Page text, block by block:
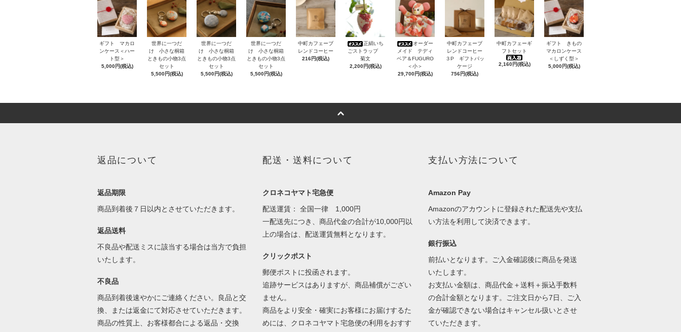
ギフト マカロ
ンケース＜ハー
ト型＞
5,000円(税込)
世界に一つだ
け 小さな桐箱
ときもの小物3点
セット
5,500円(税込)
世界に一つだ
け 小さな桐箱
ときもの小物3点
セット
5,500円(税込)
世界に一つだ
け 小さな桐箱
ときもの小物3点
セット
5,500円(税込)
中町カフェーブ
レンドコーヒー
216円(税込)
正絹いち
ごストラップ
菊文
2,200円(税込)
オーダー
メイド テディ
ベア＆FUGURO
＜小＞
29,700円(税込)
中町カフェーブ
レンドコーヒー
３P ギフトパッ
ケージ
756円(税込)
中町カフェーギ
フトセット
2,160円(税込)
ギフト きもの
マカロンケース
＜しずく型＞
5,000円(税込)
返品について
返品期限
商品到着後７日以内とさせていただきます。
返品送料
不良品や配送ミスに該当する場合は当方で負担
いたします。
不良品
商品到着後速やかにご連絡ください。良品と交
換、または返金にて対応させていただきます。
商品の性質上、お客様都合による返品・交換
配送・送料について
クロネコヤマト宅急便
配送運賃： 全国一律 1,000円
一配送先につき、商品代金の合計が10,000円以
上の場合は、配送運賃無料となります。
クリックポスト
郵便ポストに投函されます。
追跡サービスはありますが、商品補償がござい
ません。
商品をより安全・確実にお客様にお届けするた
めには、クロネコヤマト宅急便の利用をおすす
支払い方法について
Amazon Pay
Amazonのアカウントに登録された配送先や支払
い方法を利用して決済できます。
銀行振込
前払いとなります。ご入金確認後に商品を発送
いたします。
お支払い金額は、商品代金＋送料＋振込手数料
の合計金額となります。ご注文日から7日、ご入
金が確認できない場合はキャンセル扱いとさせ
ていただきます。